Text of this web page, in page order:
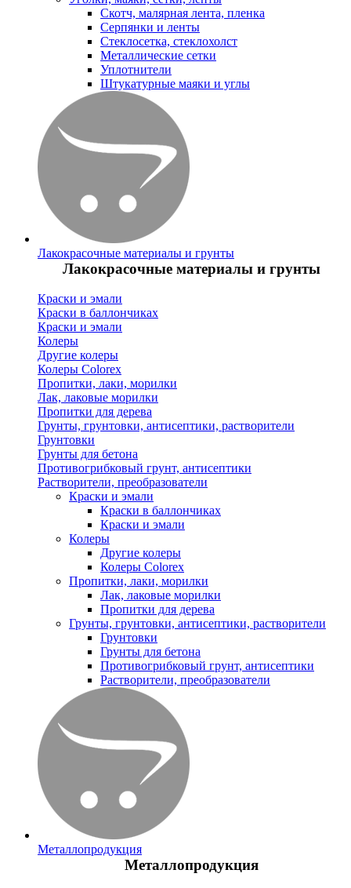
Скотч, малярная лента, пленка
Серпянки и ленты
Стеклосетка, стеклохолст
Металлические сетки
Уплотнители
Штукатурные маяки и углы
Лакокрасочные материалы и грунты
Лакокрасочные материалы и грунты
Краски и эмали
Краски в баллончиках
Краски и эмали
Колеры
Другие колеры
Колеры Colorex
Пропитки, лаки, морилки
Лак, лаковые морилки
Пропитки для дерева
Грунты, грунтовки, антисептики, растворители
Грунтовки
Грунты для бетона
Противогрибковый грунт, антисептики
Растворители, преобразователи
Краски и эмали
Краски в баллончиках
Краски и эмали
Колеры
Другие колеры
Колеры Colorex
Пропитки, лаки, морилки
Лак, лаковые морилки
Пропитки для дерева
Грунты, грунтовки, антисептики, растворители
Грунтовки
Грунты для бетона
Противогрибковый грунт, антисептики
Растворители, преобразователи
Металлопродукция
Металлопродукция